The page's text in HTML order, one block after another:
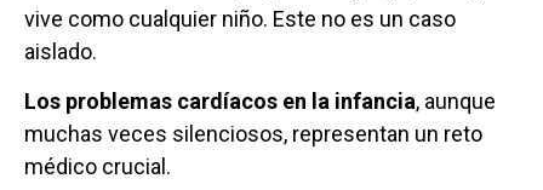
vive como cualquier niño. Este no es un caso
aislado.
Los problemas cardíacos en la infancia, aunque
muchas veces silenciosos, representan un reto
médico crucial.